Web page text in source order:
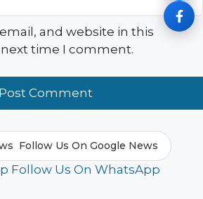
and website in this
time I comment.
Follow Us On Google News
Follow Us On WhatsApp